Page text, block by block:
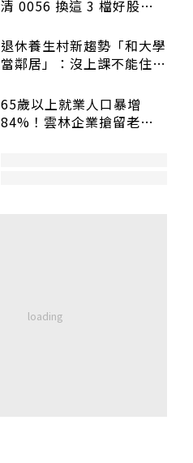
清 0056 換這 3 檔好股：
退休養生村新趨勢「和大學
當鄰居」：沒上課不能住、
65歲以上就業人口暴增
84%！雲林企業搶留老員